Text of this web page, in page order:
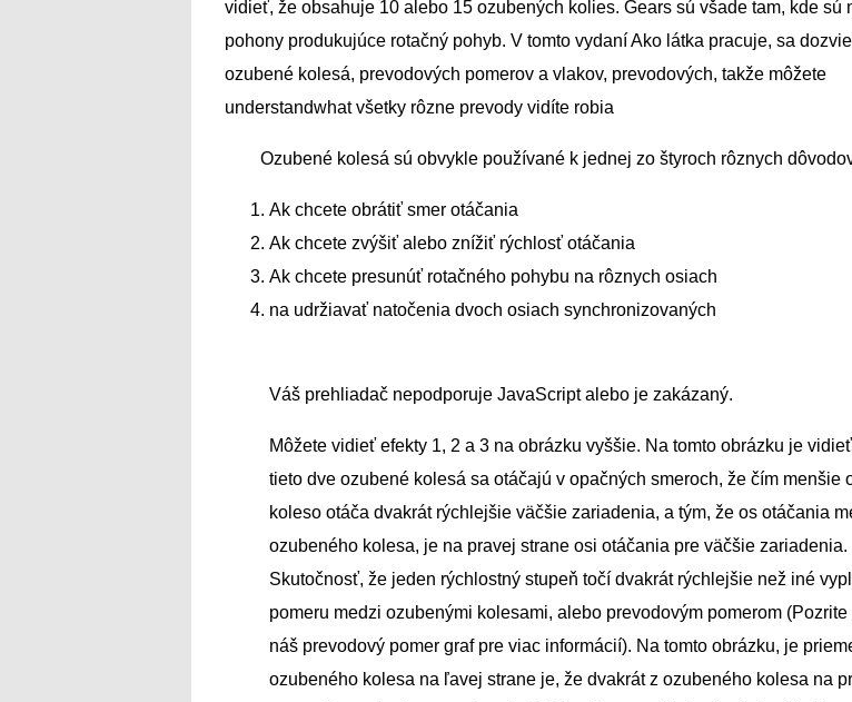
vidieť, že obsahuje 10 alebo 15 ozubených kolies. Gears sú všade tam, kde sú
pohony produkujúce rotačný pohyb. V tomto vydaní Ako látka pracuje, sa
ozubené kolesá, prevodových pomerov a vlakov, prevodových, takže môžete
understandwhat všetky rôzne prevody vidíte robia
Ozubené kolesá sú obvykle používané k jednej zo štyroch rôznych
Ak chcete obrátiť smer otáčania
Ak chcete zvýšiť alebo znížiť rýchlosť otáčania
Ak chcete presunúť rotačného pohybu na rôznych osiach
na udržiavať natočenia dvoch osiach synchronizovaných
Váš prehliadač nepodporuje JavaScript alebo je zakázaný.
Môžete vidieť efekty 1, 2 a 3 na obrázku vyššie. Na tomto obrázku je
tieto dve ozubené kolesá sa otáčajú v opačných smeroch, že čím menšie
koleso otáča dvakrát rýchlejšie väčšie zariadenia, a tým, že os otáčania
ozubeného kolesa, je na pravej strane osi otáčania pre väčšie zariadenia.
Skutočnosť, že jeden rýchlostný stupeň točí dvakrát rýchlejšie než iné
pomeru medzi ozubenými kolesami, alebo prevodovým pomerom (Pozrite
náš prevodový pomer graf pre viac informácií). Na tomto obrázku, je
ozubeného kolesa na ľavej strane je, že dvakrát z ozubeného kolesa na